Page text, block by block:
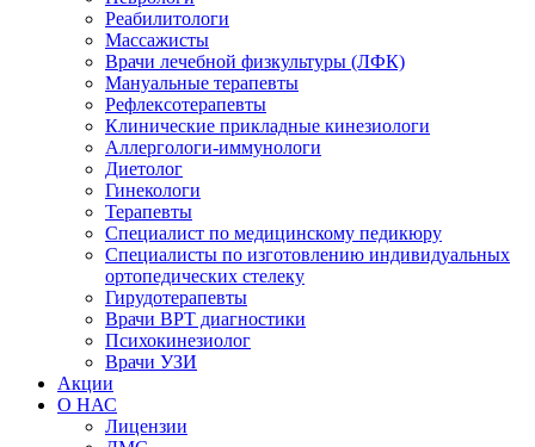
Реабилитологи
Массажисты
Врачи лечебной физкультуры (ЛФК)
Мануальные терапевты
Рефлексотерапевты
Клинические прикладные кинезиологи
Аллергологи-иммунологи
Диетолог
Гинекологи
Терапевты
Специалист по медицинскому педикюру
Специалисты по изготовлению индивидуальных
ортопедических стелеку
Гирудотерапевты
Врачи ВРТ диагностики
Психокинезиолог
Врачи УЗИ
Акции
О НАС
Лицензии